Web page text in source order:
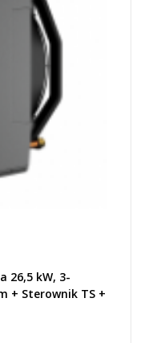
26,5 kW, 3-
+ Sterownik TS +